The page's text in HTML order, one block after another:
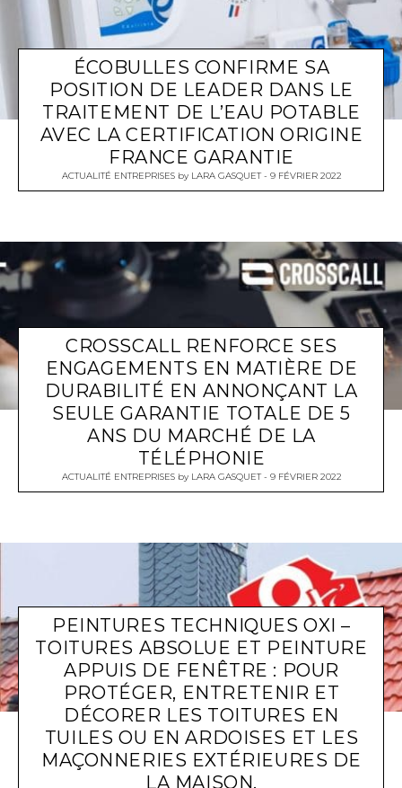
ÉCOBULLES CONFIRME SA
POSITION DE LEADER DANS LE
TRAITEMENT DE L’EAU POTABLE
AVEC LA CERTIFICATION ORIGINE
FRANCE GARANTIE
ACTUALITÉ ENTREPRISESby LARA GASQUET 9 FÉVRIER 2022
CROSSCALL RENFORCE SES
ENGAGEMENTS EN MATIÈRE DE
DURABILITÉ EN ANNONÇANT LA
SEULE GARANTIE TOTALE DE 5
ANS DU MARCHÉ DE LA
TÉLÉPHONIE
ACTUALITÉ ENTREPRISESby LARA GASQUET 9 FÉVRIER 2022
PEINTURES TECHNIQUES OXI –
TOITURES ABSOLUE ET PEINTURE
APPUIS DE FENÊTRE : POUR
PROTÉGER, ENTRETENIR ET
DÉCORER LES TOITURES EN
TUILES OU EN ARDOISES ET LES
MAÇONNERIES EXTÉRIEURES DE
LA MAISON.